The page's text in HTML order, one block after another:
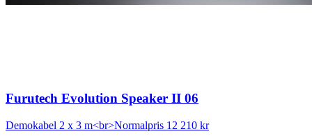
Furutech Evolution Speaker II 06
Demokabel 2 x 3 m<br>Normalpris 12 210 kr